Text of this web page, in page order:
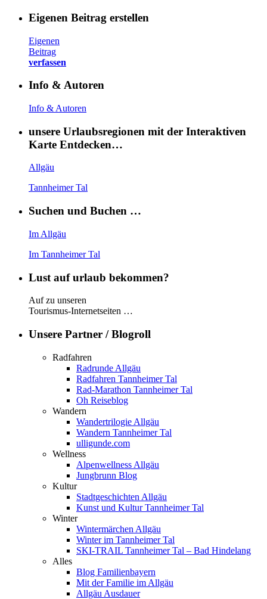
Eigenen Beitrag erstellen
Eigenen
Beitrag
verfassen
Info & Autoren
Info & Autoren
unsere Urlaubsregionen mit der Interaktiven
Karte Entdecken…
Allgäu
Tannheimer Tal
Suchen und Buchen …
Im Allgäu
Im Tannheimer Tal
Lust auf urlaub bekommen?
Auf zu unseren
Tourismus-Internetseiten …
Unsere Partner / Blogroll
Radfahren
Radrunde Allgäu
Radfahren Tannheimer Tal
Rad-Marathon Tannheimer Tal
Oh Reiseblog
Wandern
Wandertrilogie Allgäu
Wandern Tannheimer Tal
ulligunde.com
Wellness
Alpenwellness Allgäu
Jungbrunn Blog
Kultur
Stadtgeschichten Allgäu
Kunst und Kultur Tannheimer Tal
Winter
Wintermärchen Allgäu
Winter im Tannheimer Tal
SKI-TRAIL Tannheimer Tal – Bad Hindelang
Alles
Blog Familienbayern
Mit der Familie im Allgäu
Allgäu Ausdauer